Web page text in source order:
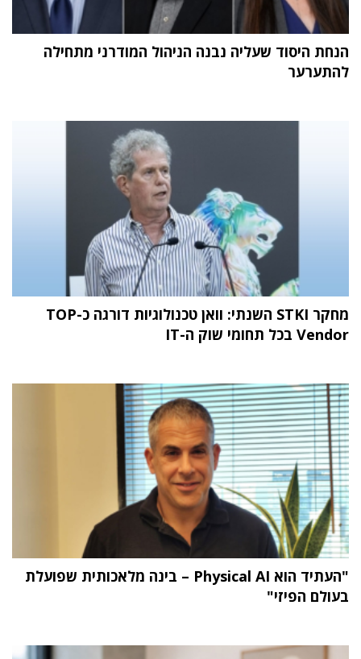
הנחת היסוד שעליה נבנה הניהול המודרני מתחילה
להתערער
מחקר STKI השנתי: וואן טכנולוגיות דורגה כ-TOP
Vendor בכל תחומי שוק ה-IT
"העתיד הוא Physical AI – בינה מלאכותית שפועלת
בעולם הפיזי"